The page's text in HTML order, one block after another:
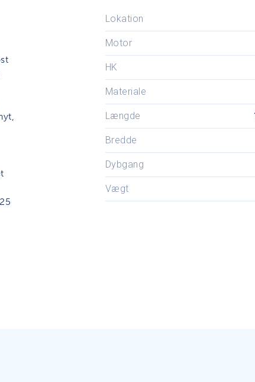
Lokation
Motor
HK
Materiale
Længde
Bredde
Dybgang
Vægt